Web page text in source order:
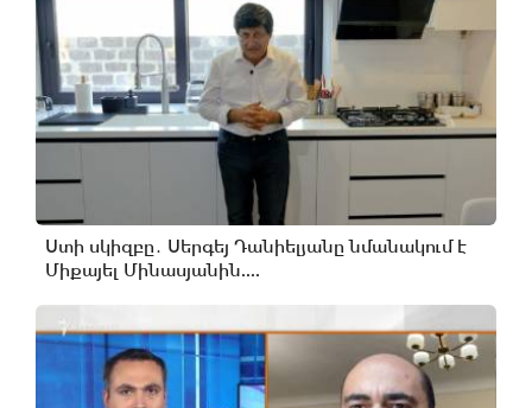
Ստի սկիզբը․ Սերգեյ Դանիելյանը նմանակում է
Միքայել Մինասյանին....